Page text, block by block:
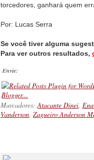
torcedores, ganhará quem
Por: Lucas Serra
Se você tiver alguma
Para ver outros resultados,
Envie:
Marcadores:Atacante Dinei,
Vanderson, Zagueiro Anderson